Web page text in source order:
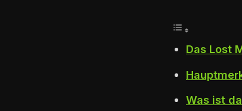
Das Lost
Was ist